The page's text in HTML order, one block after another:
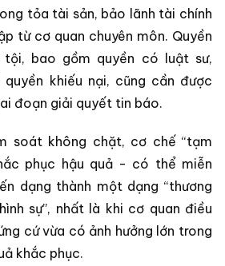
tỏa tài sản, bảo lãnh tài chính
từ cơ quan chuyên môn. Quyền
bao gồm quyền có luật sư,
khiếu nại, cũng cần được
đoạn giải quyết tin báo.
soát không chặt, cơ chế “tạm
phục hậu quả - có thể miễn
dạng thành một dạng “thương
sự”, nhất là khi cơ quan điều
cứ vừa có ảnh hưởng lớn trong
khắc phục.